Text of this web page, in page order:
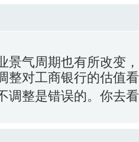
景气周期也有所改变
整对工商银行的估值
调整是错误的。你去